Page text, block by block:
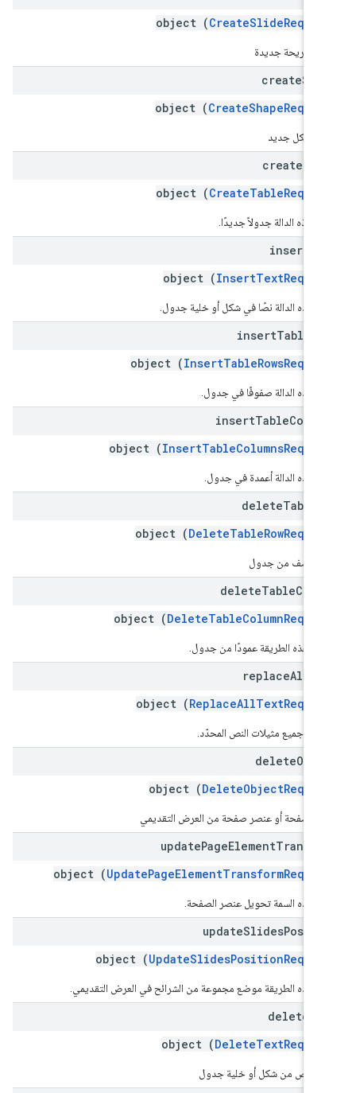
object (
شريحة جديدة
create
object (
شكل جديد
create
object (
هذه الدالة جدولاً جديدًا.
insert
object (
هذه الدالة نصًا في شكل أو خلية جدول.
insert
object (
هذه الدالة صفوفًا في جدول.
insertTable
object (
هذه الدالة أعمدة في جدول.
delete
object (
صف من جدول
deleteTable
object (
هذه الطريقة عمودًا من جدول.
replace
object (
جميع مثيلات النص المحدّد.
delete
object (
صفحة أو عنصر صفحة من العرض التقديمي
updatePageElement
object (
هذه السمة تحويل عنصر الصفحة.
updateSlides
object (
هذه الطريقة موضع مجموعة من الشرائح في العرض التقديمي.
delete
object (
نص من شكل أو خلية جدول